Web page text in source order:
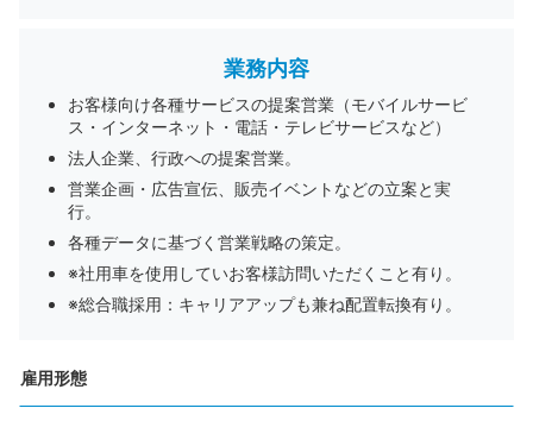
業務内容
お客様向け各種サービスの提案営業（モバイルサービ
ス・インターネット・電話・テレビサービスなど）
法人企業、行政への提案営業。
営業企画・広告宣伝、販売イベントなどの立案と実
行。
各種データに基づく営業戦略の策定。
※社用車を使用していお客様訪問いただくこと有り。
※総合職採用：キャリアアップも兼ね配置転換有り。
雇用形態